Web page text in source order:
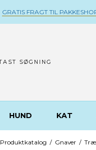
GRATIS FRAGT TIL
HUND KAT
Produktkatalog / Gnaver /